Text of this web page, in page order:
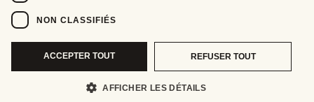
NON CLASSIFIÉS
ACCEPTER TOUT REFUSER TOUT
AFFICHER LES DÉTAILS